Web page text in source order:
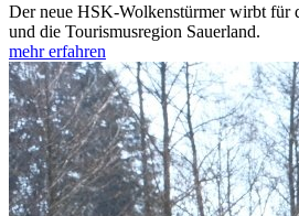
Der neue HSK-Wolkenstürmer wirbt für
und die Tourismusregion Sauerland.
mehr erfahren